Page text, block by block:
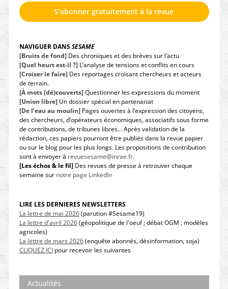
S'abonner gratuitement à la revue
NAVIGUER DANSSESAME
[Bruits de fond]Des chroniques et des brèves sur l’actu
[Quel heurt est-il ?]L’analyse de tensions et conflits en cours
[Croiser le faire]Des reportages croisant chercheurs et acteurs
de terrain.
[À mots (dé)couverts]Questionner les expressions du moment
[Union libre]Un dossier spécial en partenariat
[De l’eau au moulin]Pages ouvertes à l’expression des citoyens,
des chercheurs, d’opérateurs économiques, associatifs sous forme
de contributions, de tribunes libres… Après validation de la
rédaction, ces papiers pourront être publiés dans la revue papier
ou sur le blog pour les plus longs. Les propositions de contribution
sont à envoyer à revuesesame@inrae.fr.
[Les échos & le fil]Des revues de presse à retrouver chaque
semaine sur notre page LinkedIn
LIRE LES DERNIERES NEWSLETTERS
La lettre de mai 2026(parution #Sesame19)
La lettre d'avril 2026(géopolitique de l'oeuf ; débat OGM ; modèles
agricoles)
La lettre de mars 2026(enquête abonnés, désinformation, soja)
CLIQUEZ ICIpour recevoir les suivantes
Actualités